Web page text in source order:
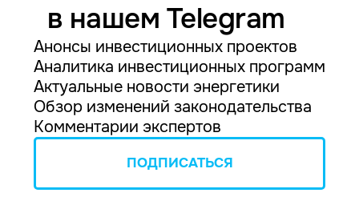
в нашем Telegram
Анонсы инвестиционных проектов
Аналитика инвестиционных программ
Актуальные новости энергетики
Обзор изменений законодательства
Комментарии экспертов
ПОДПИСАТЬСЯ